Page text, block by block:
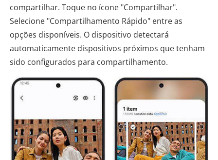
compartilhar. Toque no ícone "Compartilhar".
Selecione "Compartilhamento Rápido" entre as
opções disponíveis. O dispositivo detectará
automaticamente dispositivos próximos que tenham
sido configurados para compartilhamento.